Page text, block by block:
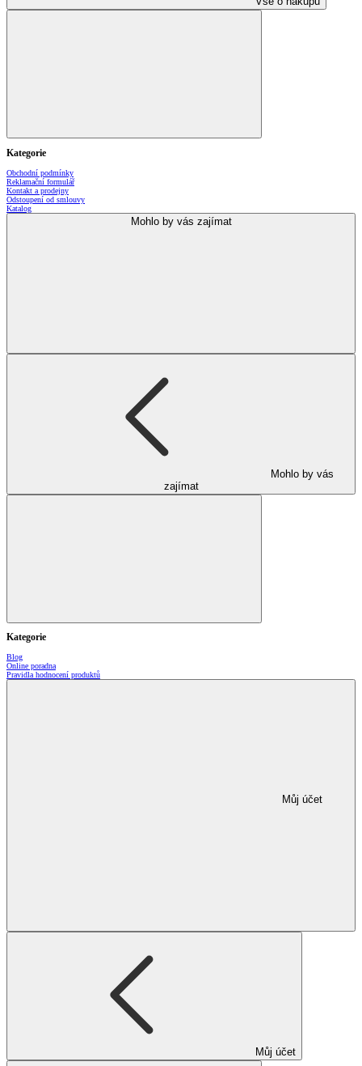
Kategorie
Obchodní podmínky
Reklamační formulář
Kontakt a prodejny
Odstoupení od smlouvy
Katalog
Mohlo by vás zajímat
Mohlo by vás
zajímat
Kategorie
Blog
Online poradna
Pravidla hodnocení produktů
Můj účet
Můj účet